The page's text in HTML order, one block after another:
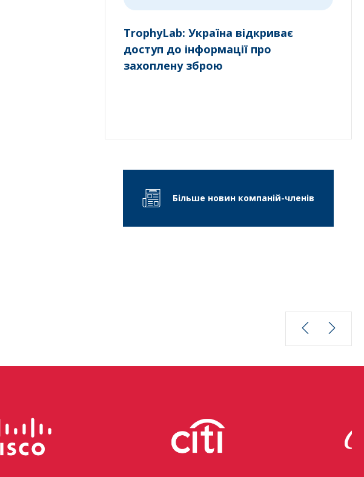
TrophyLab: Україна відкриває
доступ до інформації про
захоплену зброю
Більше новин компаній-членів